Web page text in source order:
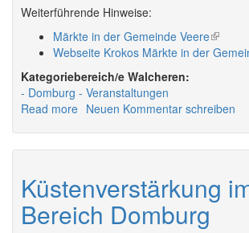
Weiterführende Hinweise:
Märkte in der Gemeinde Veere(link
is
Webseite Krokos Märkte in der
Walcheren:
Domburg
Veranstaltungen
Read more about
Neuen Kommentar schreiben
Küstenverstärkung
Bereich Domburg